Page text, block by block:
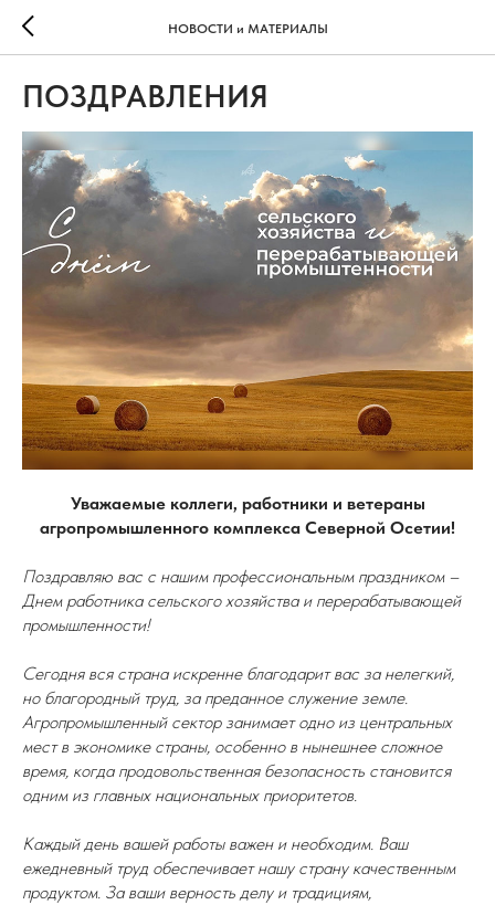
НОВОСТИ и МАТЕРИАЛЫ
ПОЗДРАВЛЕНИЯ
Уважаемые коллеги, работники и ветераны
агропромышленного комплекса Северной Осетии!
Поздравляю вас с нашим профессиональным праздником –
Днем работника сельского хозяйства и перерабатывающей
промышленности!
Сегодня вся страна искренне благодарит вас за нелегкий,
но благородный труд, за преданное служение земле.
Агропромышленный сектор занимает одно из центральных
мест в экономике страны, особенно в нынешнее сложное
время, когда продовольственная безопасность становится
одним из главных национальных приоритетов.
Каждый день вашей работы важен и необходим. Ваш
ежедневный труд обеспечивает нашу страну качественным
продуктом. За ваши верность делу и традициям,